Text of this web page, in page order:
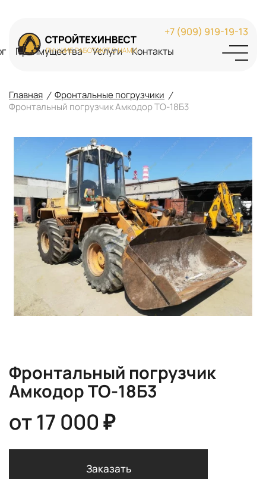
Преимущества Услуги Контакты
+7 (909) 919-19-13
Главная
Фронтальные погрузчики
Фронтальный погрузчик Амкодор ТО-18Б3
Фронтальный погрузчик
Амкодор ТО-18Б3
от17 000 ₽
Заказать